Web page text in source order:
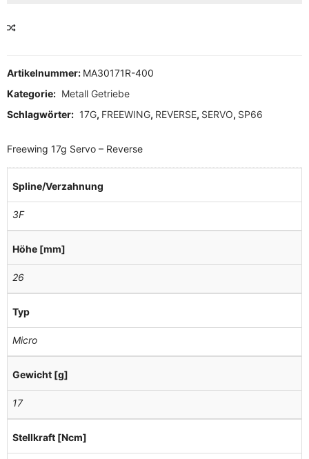
Artikelnummer: MA30171R-400
Kategorie: Metall Getriebe
Schlagwörter: 17G, FREEWING, REVERSE, SERVO, SP66
Freewing 17g Servo – Reverse
Spline/Verzahnung
3F
Höhe [mm]
26
Typ
Micro
Gewicht [g]
17
Stellkraft [Ncm]